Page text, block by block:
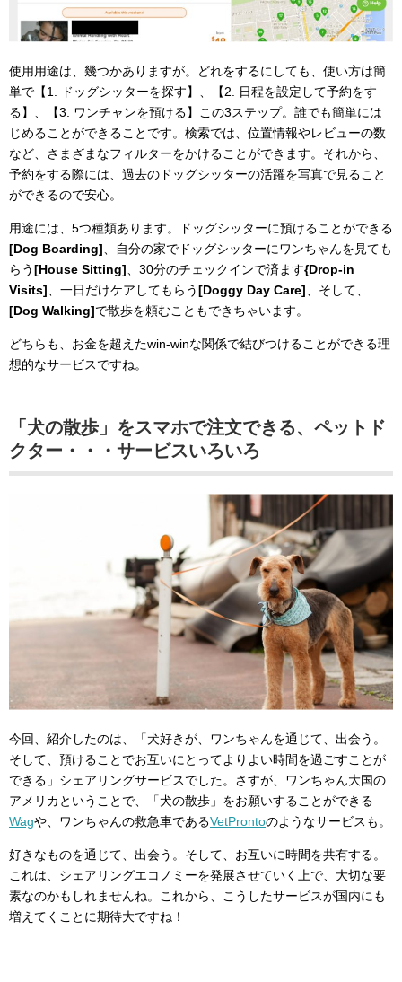
使用用途は、幾つかありますが。どれをするにしても、使い方は簡
単で【1. ドッグシッターを探す】、【2. 日程を設定して予約をす
る】、【3. ワンチャンを預ける】この3ステップ。誰でも簡単には
じめることができることです。検索では、位置情報やレビューの数
など、さまざまなフィルターをかけることができます。それから、
予約をする際には、過去のドッグシッターの活躍を写真で見ること
ができるので安心。
用途には、5つ種類あります。ドッグシッターに預けることができる
[Dog Boarding] 、自分の家でドッグシッターにワンちゃんを見ても
らう[House Sitting] 、30分のチェックインで済ます{Drop-in
Visits] 、一日だけケアしてもらう[Doggy Day Care] 、そして、
[Dog Walking]で散歩を頼むこともできちゃいます。
どちらも、お金を超えたwin-winな関係で結びつけることができる理
想的なサービスですね。
「犬の散歩」をスマホで注文できる、ペットド
クター・・・サービスいろいろ
今回、紹介したのは、「犬好きが、ワンちゃんを通じて、出会う。
そして、預けることでお互いにとってよりよい時間を過ごすことが
できる」シェアリングサービスでした。さすが、ワンちゃん大国の
アメリカということで、「犬の散歩」をお願いすることができる
Wagや、ワンちゃんの救急車であるVetProntoのようなサービスも。
好きなものを通じて、出会う。そして、お互いに時間を共有する。
これは、シェアリングエコノミーを発展させていく上で、大切な要
素なのかもしれませんね。これから、こうしたサービスが国内にも
増えてくことに期待大ですね！